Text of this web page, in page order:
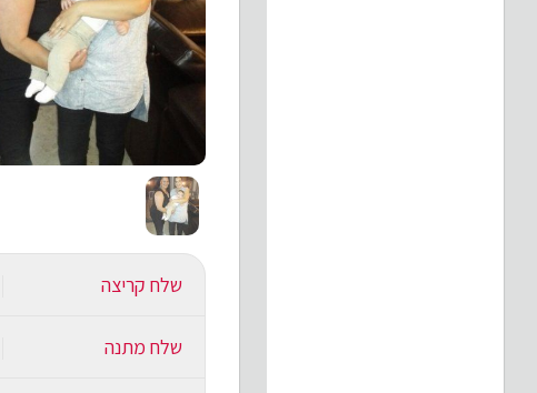
שלח קריצה
שלח מתנה